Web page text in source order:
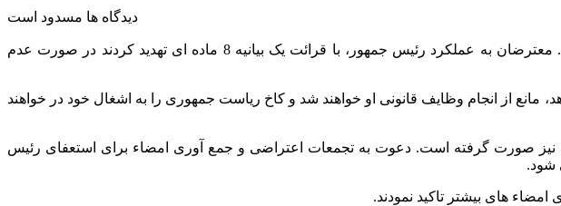
دیدگاه ها مسدود است
گروهی از مخالفان رئیس جمهور با تجمع در مقابل کاخ ریاست جمهوری در تفلیس خواستار استعفای وی شدند. معترضان به عملکرد رئیس جمهور، با قرائت یک بیانیه 8 ماده ای تهدید کردند در صورت عدم
که رئیس جمهور در سالروز مراسم تحلیف ریاست جمهوری (20 ژانویه) استعفا ندهد، مانع از انجام وظایف قانونی او خواهند شد و کاخ ریاست جمهوری را به اشغال خود در خواهند
نیز صورت گرفته است. دعوت به تجمعات اعتراضی و جمع آوری امضاء برای استعفای رئیس